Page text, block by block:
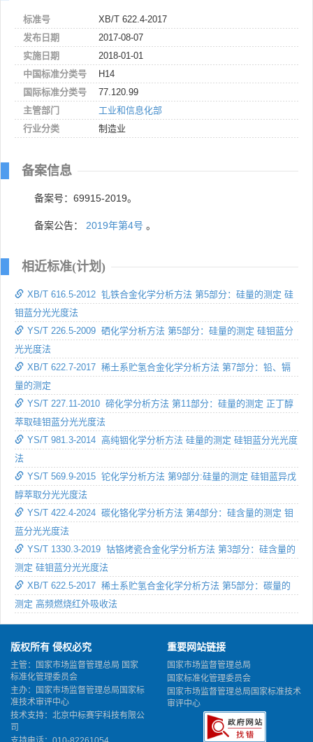
标准号
XB/T 622.4-2017
发布日期
2017-08-07
实施日期
2018-01-01
中国标准分类号
H14
国际标准分类号
77.120.99
主管部门
工业和信息化部
行业分类
制造业
备案信息
备案号：69915-2019。
备案公告： 2019年第4号 。
相近标准(计划)
XB/T 616.5-2012 钆铁合金化学分析方法 第5部分：硅量的测定 硅
钼蓝分光光度法
YS/T 226.5-2009 硒化学分析方法 第5部分：硅量的测定 硅钼蓝分
光光度法
XB/T 622.7-2017 稀土系贮氢合金化学分析方法 第7部分：铅、镉
量的测定
YS/T 227.11-2010 碲化学分析方法 第11部分：硅量的测定 正丁醇
萃取硅钼蓝分光光度法
YS/T 981.3-2014 高纯铟化学分析方法 硅量的测定 硅钼蓝分光光度
法
YS/T 569.9-2015 铊化学分析方法 第9部分:硅量的测定 硅钼蓝异戊
醇萃取分光光度法
YS/T 422.4-2024 碳化铬化学分析方法 第4部分：硅含量的测定 钼
蓝分光光度法
YS/T 1330.3-2019 钴铬烤瓷合金化学分析方法 第3部分：硅含量的
测定 硅钼蓝分光光度法
XB/T 622.5-2017 稀土系贮氢合金化学分析方法 第5部分：碳量的
测定 高频燃烧红外吸收法
版权所有 侵权必究
主管：国家市场监督管理总局 国家
标准化管理委员会
主办：国家市场监督管理总局国家标
准技术审评中心
技术支持：北京中标赛宇科技有限公
司
重要网站链接
国家市场监督管理总局
国家标准化管理委员会
国家市场监督管理总局国家标准技术
审评中心